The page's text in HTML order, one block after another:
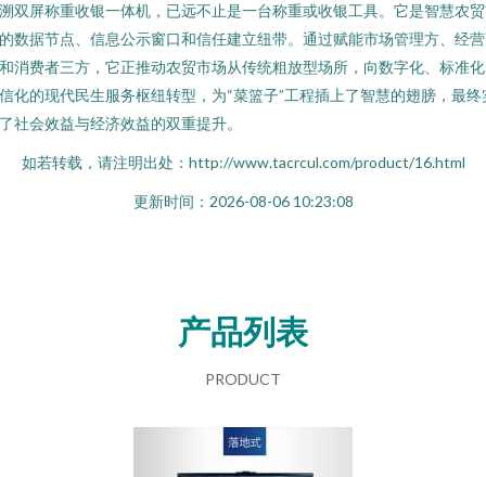
双屏称重收银一体机，已远不止是一台称重或收银工具。它是智慧农
数据节点、信息公示窗口和信任建立纽带。通过赋能市场管理方、经
消费者三方，它正推动农贸市场从传统粗放型场所，向数字化、标准
化的现代民生服务枢纽转型，为“菜篮子”工程插上了智慧的翅膀，最终
社会效益与经济效益的双重提升。
如若转载，请注明出处：http://www.tacrcul.com/product/16.html
更新时间：2026-08-06 10:23:08
产品列表
PRODUCT